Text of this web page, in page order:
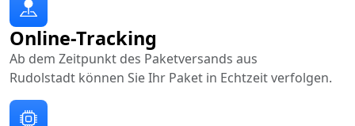
Online-Tracking
Ab dem Zeitpunkt des Paketversands aus
Rudolstadt können Sie Ihr Paket in Echtzeit verfolgen.